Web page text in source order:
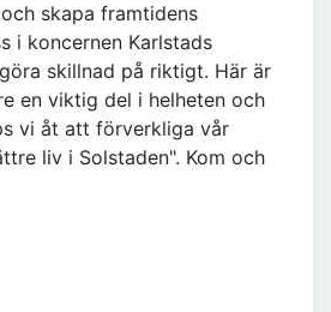
skapa framtidens
i koncernen Karlstads
skillnad på riktigt. Här är
en viktig del i helheten och
vi åt att förverkliga vår
liv i Solstaden". Kom och